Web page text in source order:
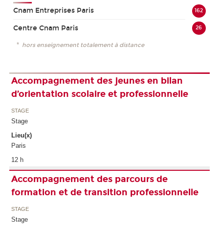
Cnam Entreprises Paris 162
Centre Cnam Paris 26
* hors enseignement totalement à distance
Accompagnement des jeunes en bilan
d’orientation scolaire et professionnelle
STAGE
Stage
Lieu(x)
Paris
12 h
Accompagnement des parcours de
formation et de transition professionnelle
STAGE
Stage